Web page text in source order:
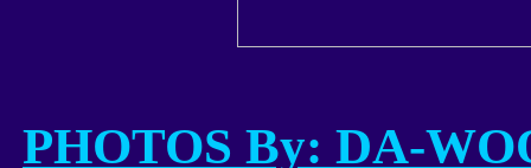
PHOTOS By: DA-